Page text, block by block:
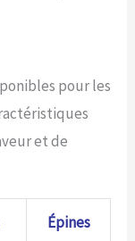
pour les
et de
Épines